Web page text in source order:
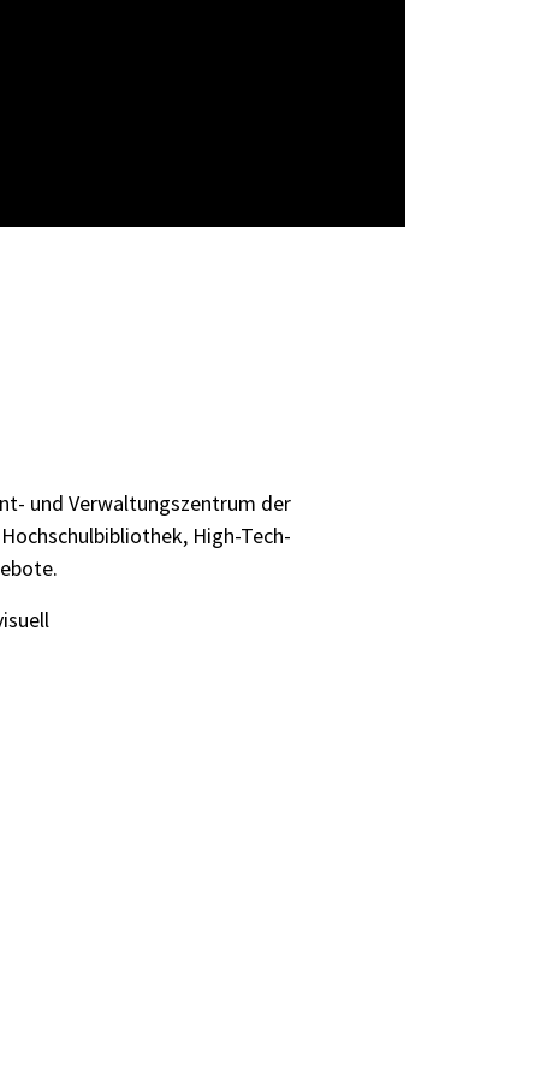
und Verwaltungszentrum der
High-Tech-